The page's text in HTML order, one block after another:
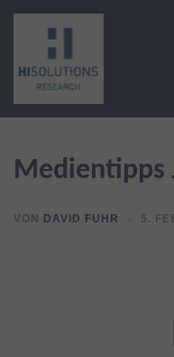
Zum
springen
Medientipps
VON DAVID FUHR 5.